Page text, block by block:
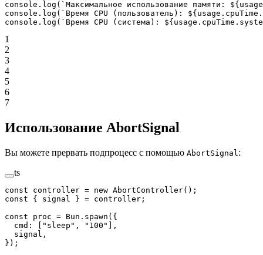
console. log ( `Максимальное использование памяти: ${ usage
console. log ( `Время CPU (пользователь): ${ usage . cpuTime .
console. log ( `Время CPU (система): ${ usage . cpuTime .
1
2
3
4
5
6
7
Использование AbortSignal
Вы можете прервать подпроцесс с помощью AbortSignal :
ts
const controller = new AbortController();
const { signal } = controller;
const proc = Bun. spawn ({
  cmd: [
"sleep" , "100" ],
  signal,
});